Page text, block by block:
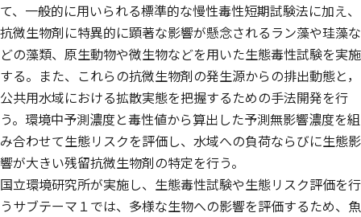
て、一般的に用いられる標準的な慢性毒性短期試験法に加え、
抗微生物剤に特異的に顕著な影響が懸念されるラン藻や珪藻な
どの藻類、原生動物や微生物などを用いた生態毒性試験を実施
する。また、これらの抗微生物剤の発生源からの排出動態と，
公共用水域における拡散実態を把握するための手法開発を行
う。環境中予測濃度と毒性値から算出した予測無影響濃度を組
み合わせて生態リスクを評価し、水域への負荷ならびに生態影
響が大きい残留抗微生物剤の特定を行う。
国立環境研究所が実施し、生態毒性試験や生態リスク評価を行
うサブテーマ１では、多様な生物への影響を評価するため、魚